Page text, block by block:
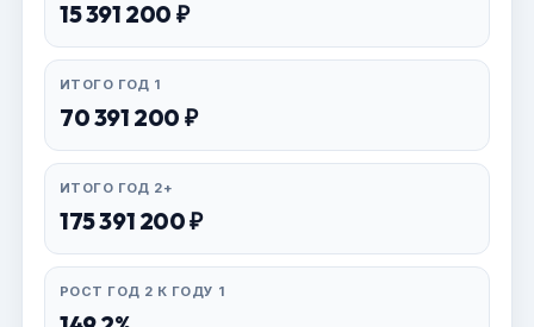
15 391 200 ₽
ИТОГО ГОД 1
70 391 200 ₽
ИТОГО ГОД 2+
175 391 200 ₽
РОСТ ГОД 2 К ГОДУ 1